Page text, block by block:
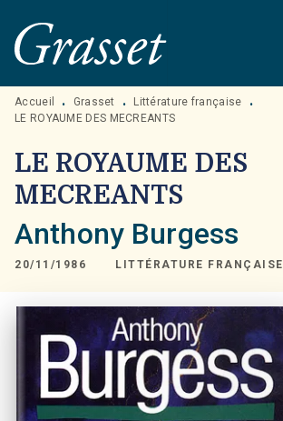
MENU RECHERCHE
PIED DE PAGE
Accueil • Grasset • Littérature française
•
LE ROYAUME DES MECREANTS
LE ROYAUME DES
MECREANTS
Anthony Burgess
20/11/1986 LITTÉRATURE FRANÇAISE